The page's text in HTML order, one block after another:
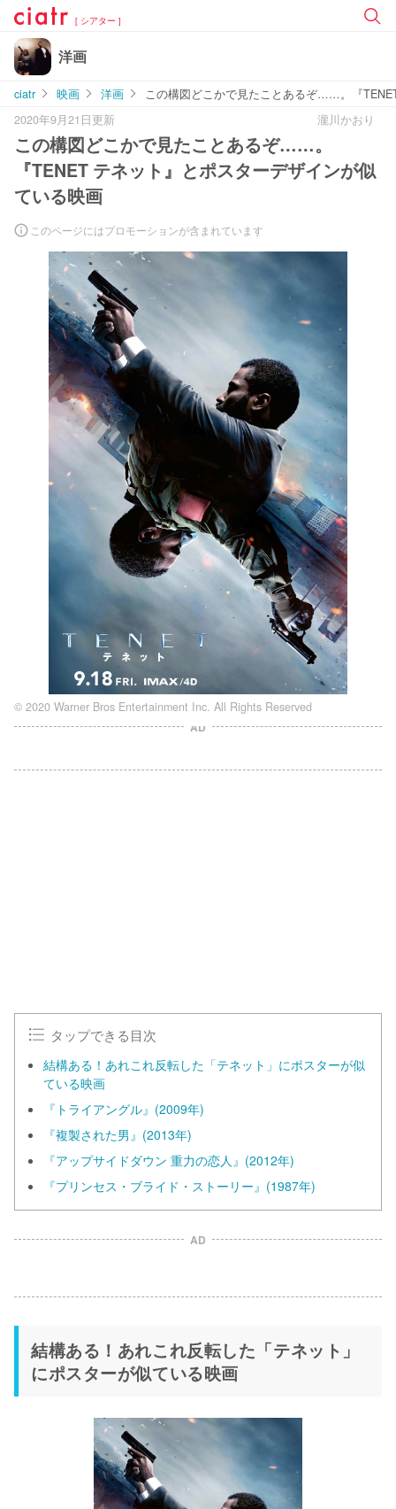
[ シアター ]
洋画
ciatr 映画 洋画
この構図どこかで見たことあるぞ……。『
2020年9月21日更新
瀧川かおり
この構図どこかで見たことあるぞ……。
『TENET テネット』とポスターデザインが似
ている映画
このページにはプロモーションが含まれています
© 2020 Warner Bros Entertainment Inc. All Rights Reserved
AD
タップできる目次
結構ある！あれこれ反転した「テネット」にポスターが似
ている映画
『トライアングル』(2009年)
『複製された男』(2013年)
『アップサイドダウン 重力の恋人』(2012年)
『プリンセス・ブライド・ストーリー』(1987年)
AD
結構ある！あれこれ反転した「テネット」
にポスターが似ている映画